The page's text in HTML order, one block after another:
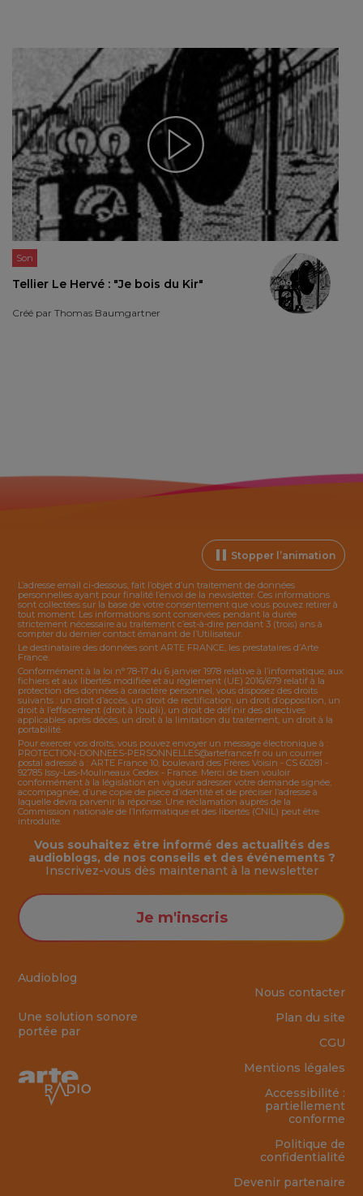
Son
Tellier Le Hervé : "Je bois du Kir"
Créé par Thomas Baumgartner
Stopper l’animation
L’adresse email ci-dessous, fait l’objet d’un traitement de données
personnelles ayant pour finalité l’envoi de la newsletter. Ces informations
sont collectées sur la base de votre consentement que vous pouvez retirer à
tout moment. Les informations sont conservées pendant la durée
strictement nécessaire au traitement c’est-à-dire pendant 3 (trois) ans à
compter du dernier contact émanant de l’Utilisateur.
Le destinataire des données sont ARTE FRANCE, les prestataires d’Arte
France.
Conformément à la loi n° 78-17 du 6 janvier 1978 relative à l’informatique, aux
fichiers et aux libertés modifiée et au règlement (UE) 2016/679 relatif à la
protection des données à caractère personnel, vous disposez des droits
suivants : un droit d’accès, un droit de rectification, un droit d’opposition, un
droit à l’effacement (droit à l’oubli), un droit de définir des directives
applicables après décès, un droit à la limitation du traitement, un droit à la
portabilité.
Pour exercer vos droits, vous pouvez envoyer un message électronique à :
PROTECTION-DONNEES-PERSONNELLES@artefrance.fr ou un courrier
postal adressé à : ARTE France 10, boulevard des Frères Voisin - CS 60281 -
92785 Issy-Les-Moulineaux Cedex - France. Merci de bien vouloir
conformément à la législation en vigueur adresser votre demande signée,
accompagnée, d’une copie de pièce d’identité et de préciser l’adresse à
laquelle devra parvenir la réponse. Une réclamation auprès de la
Commission nationale de l’Informatique et des libertés (CNIL) peut être
introduite.
Audioblog
Une solution sonore
portée par
Vous souhaitez être informé des actualités des
audioblogs, de nos conseils et des événements ?
Inscrivez-vous dès maintenant à la newsletter
Je m'inscris
Nous contacter
Plan du site
CGU
Mentions légales
Accessibilité :
partiellement
conforme
Politique de
confidentialité
Devenir partenaire